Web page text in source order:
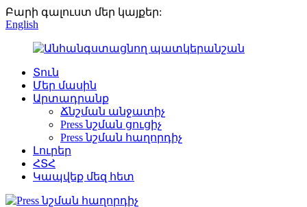
Բարի գալուստ մեր կայքեր:
English
Տուն
Մեր մասին
Արտադրանք
Ճնշման անջատիչ
Press նշման ցուցիչ
Press նշման հաղորդիչ
Լուրեր
ՀՏՀ
Կապվեք մեզ հետ